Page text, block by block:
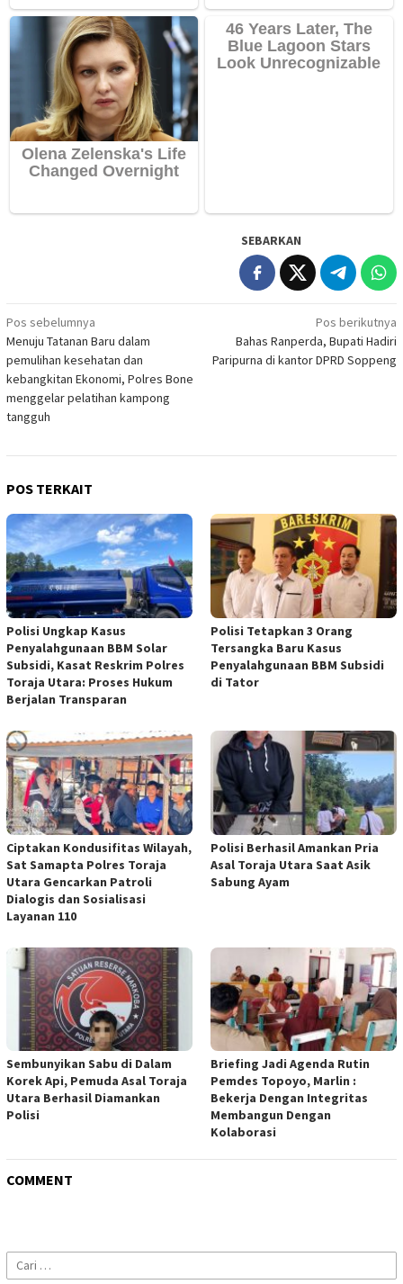
SEBARKAN
Navigasi
pos
Pos sebelumnya
Menuju Tatanan Baru dalam
pemulihan kesehatan dan
kebangkitan Ekonomi, Polres Bone
menggelar pelatihan kampong
tangguh
Pos berikutnya
Bahas Ranperda, Bupati Hadiri
Paripurna di kantor DPRD Soppeng
POS TERKAIT
Polisi Ungkap Kasus
Penyalahgunaan BBM Solar
Subsidi, Kasat Reskrim Polres
Toraja Utara: Proses Hukum
Berjalan Transparan
Polisi Tetapkan 3 Orang
Tersangka Baru Kasus
Penyalahgunaan BBM Subsidi
di Tator
Ciptakan Kondusifitas Wilayah,
Sat Samapta Polres Toraja
Utara Gencarkan Patroli
Dialogis dan Sosialisasi
Layanan 110
Polisi Berhasil Amankan Pria
Asal Toraja Utara Saat Asik
Sabung Ayam
Sembunyikan Sabu di Dalam
Korek Api, Pemuda Asal Toraja
Utara Berhasil Diamankan
Polisi
Briefing Jadi Agenda Rutin
Pemdes Topoyo, Marlin :
Bekerja Dengan Integritas
Membangun Dengan
Kolaborasi
COMMENT
Cari
untuk: